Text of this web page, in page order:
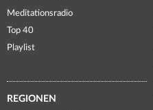
Meditationsradio
Top 40
Playlist
REGIONEN